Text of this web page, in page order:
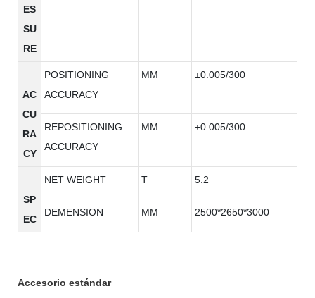
ES
SU
RE
AC
CU
RA
CY
POSITIONING
ACCURACY
MM ±0.005/300
REPOSITIONING
ACCURACY
MM ±0.005/300
SP
EC
NET WEIGHT T 5.2
DEMENSION MM 2500*2650*3000
Accesorio estándar